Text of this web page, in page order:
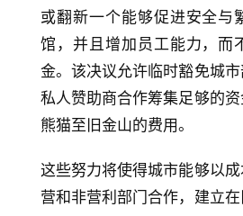
或翻新一个能够促进安全与
馆，并且增加员工能力，而
金。该决议允许临时豁免城
私人赞助商合作筹集足够的
熊猫至旧金山的费用。
这些努力将使得城市能够以
营和非营利部门合作，建立